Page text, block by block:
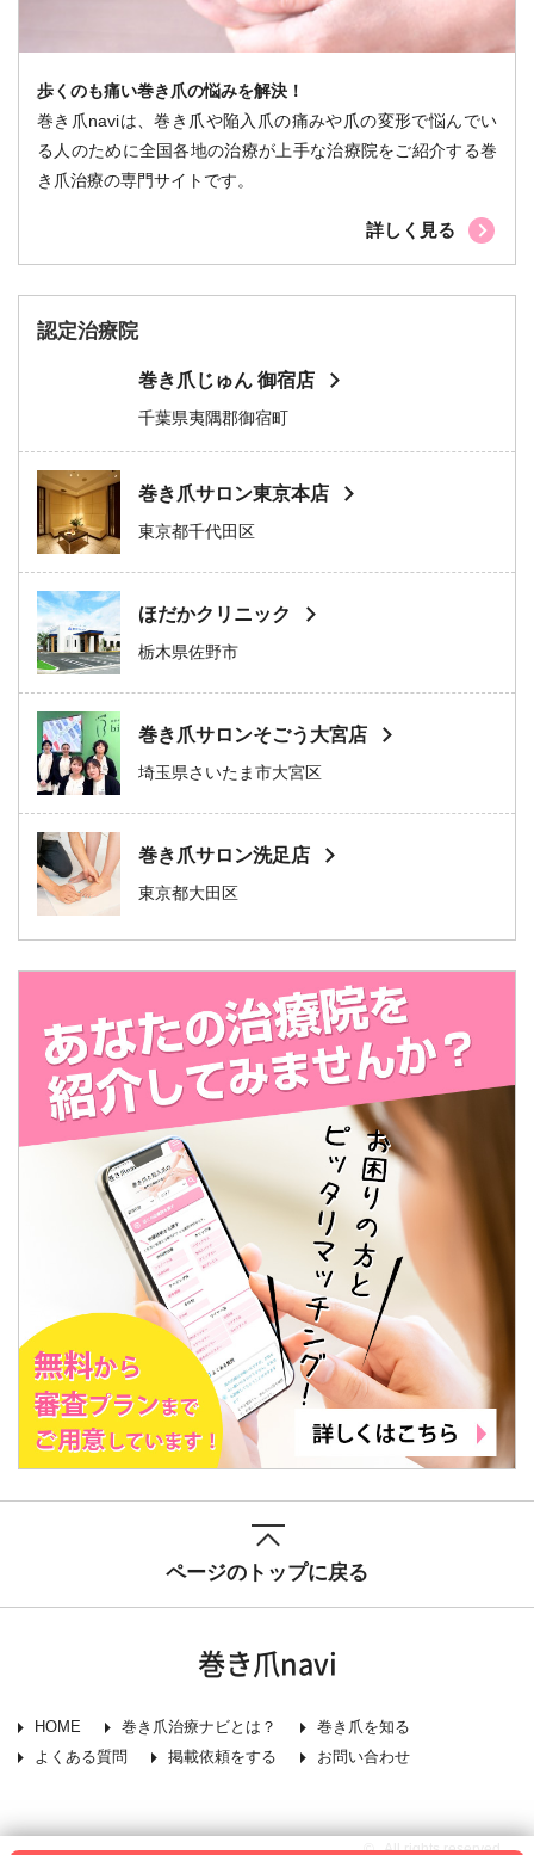
歩くのも痛い巻き爪の悩みを解決！
巻き爪naviは、巻き爪や陥入爪の痛みや爪の変形で悩んでい
る人のために全国各地の治療が上手な治療院をご紹介する巻
き爪治療の専門サイトです。
詳しく見る
認定治療院
巻き爪じゅん 御宿店
千葉県夷隅郡御宿町
巻き爪サロン東京本店
東京都千代田区
ほだかクリニック
栃木県佐野市
巻き爪サロンそごう大宮店
埼玉県さいたま市大宮区
巻き爪サロン洗足店
東京都大田区
ページのトップに戻る
巻き爪navi
HOME 巻き爪治療ナビとは？
巻き爪を知る
よくある質問
掲載依頼をする お問い合わせ
© . All rights reserved.